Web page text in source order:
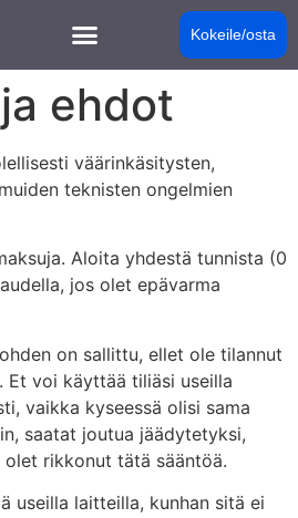
Kokeile/osta
ehdot
väärinkäsitysten,
teknisten ongelmien
Aloita yhdestä tunnista (0
jos olet epävarma
on sallittu, ellet ole tilannut
voi käyttää tiliäsi useilla
vaikka kyseessä olisi sama
saatat joutua jäädytetyksi,
rikkonut tätä sääntöä.
useilla laitteilla, kunhan sitä ei